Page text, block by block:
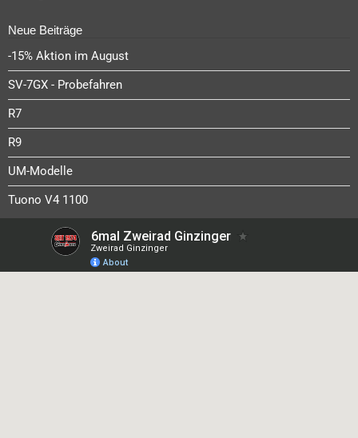
Neue Beiträge
-15% Aktion im August
SV-7GX - Probefahren
R7
R9
UM-Modelle
Tuono V4 1100